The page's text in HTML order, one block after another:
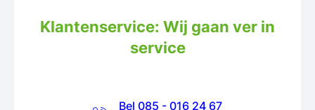
Klantenservice: Wij gaan ver in
service
Bel 085 - 016 24 67